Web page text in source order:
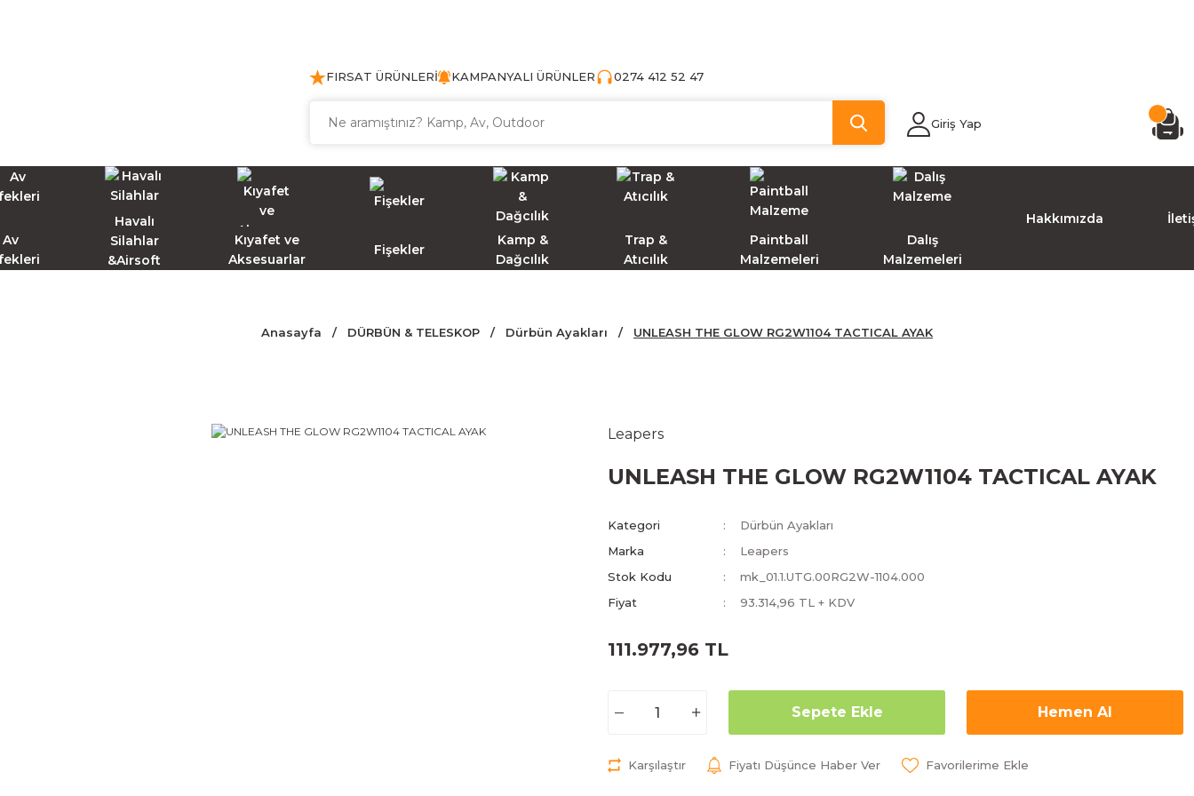
FIRSAT ÜRÜNLERİ KAMPANYALI ÜRÜNLER 0274 412 52 47
Giriş Yap
Av
Havalı
Silahlar
&Airsoft
Kıyafet ve
Aksesuarlar
Fişekler
Kamp &
Dağcılık
Trap &
Atıcılık
Paintball
Malzemeleri
Dalış
Malzemeleri
Hakkımızda
Anasayfa DÜRBÜN & TELESKOP Dürbün Ayakları UNLEASH THE GLOW RG2W1104 TACTICAL AYAK
Leapers
UNLEASH THE GLOW RG2W1104 TACTICAL AYAK
Kategori
Dürbün Ayakları
Marka
Leapers
Stok Kodu
mk_01.1.UTG.00RG2W-1104.000
Fiyat
93.314,96 TL + KDV
111.977,96 TL
Sepete Ekle Hemen Al
Karşılaştır Fiyatı Düşünce Haber Ver